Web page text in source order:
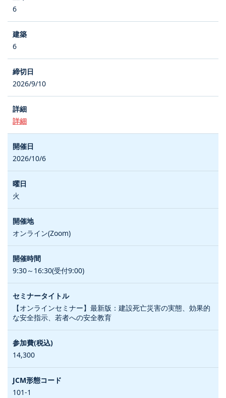
6
6
2026/9/10
詳細
2026/10/6
火
オンライン(Zoom)
9:30～16:30(受付9:00)
【オンラインセミナー】最新版：建設死亡災害の実態、効果的
な安全指示、若者への安全教育
14,300
101-1